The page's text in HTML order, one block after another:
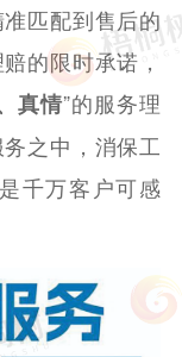
匹配到售后的
的限时承诺，
真情”的服务理
之中，消保工
千万客户可感